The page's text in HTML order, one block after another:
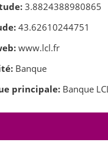
3.8824388980865
43.62610244751
www.lcl.fr
Banque
principale: Banque